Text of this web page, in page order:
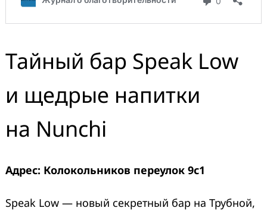
Тайный бар Speak Low
и щедрые напитки
на Nunchi
Адрес: Колокольников переулок 9с1
Speak Low — новый секретный бар на Трубной,